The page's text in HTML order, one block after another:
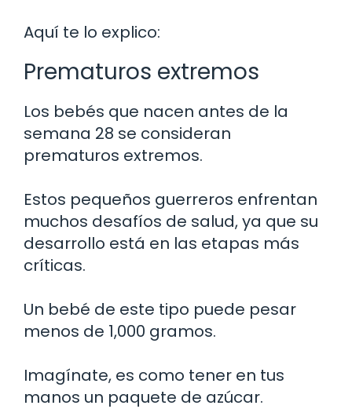
Aquí te lo explico:
Prematuros extremos
Los bebés que nacen antes de la
semana 28 se consideran
prematuros extremos.
Estos pequeños guerreros enfrentan
muchos desafíos de salud, ya que su
desarrollo está en las etapas más
críticas.
Un bebé de este tipo puede pesar
menos de 1,000 gramos.
Imagínate, es como tener en tus
manos un paquete de azúcar.